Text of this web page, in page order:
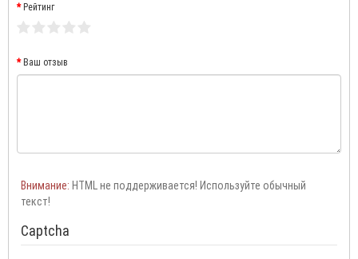
Рейтинг
Ваш отзыв
Внимание: HTML не поддерживается! Используйте обычный
текст!
Captcha